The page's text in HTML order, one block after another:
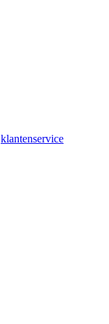
klantenservice